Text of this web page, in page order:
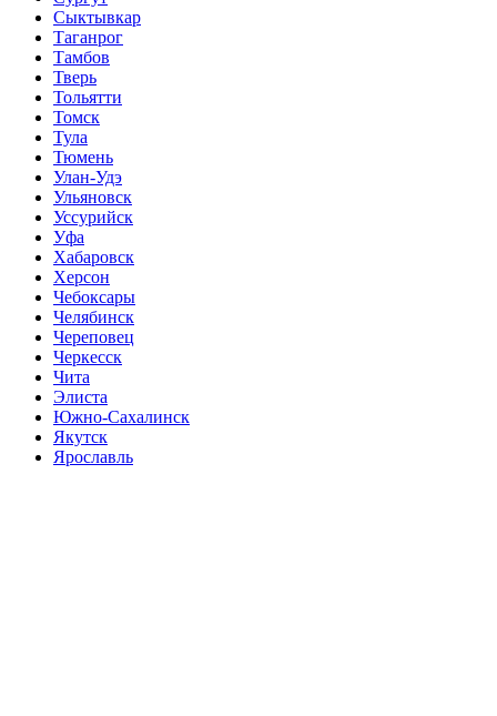
Сыктывкар
Таганрог
Тамбов
Тверь
Тольятти
Томск
Тула
Тюмень
Улан-Удэ
Ульяновск
Уссурийск
Уфа
Хабаровск
Херсон
Чебоксары
Челябинск
Череповец
Черкесск
Чита
Элиста
Южно-Сахалинск
Якутск
Ярославль